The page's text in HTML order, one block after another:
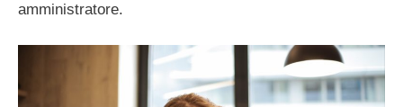
amministratore.